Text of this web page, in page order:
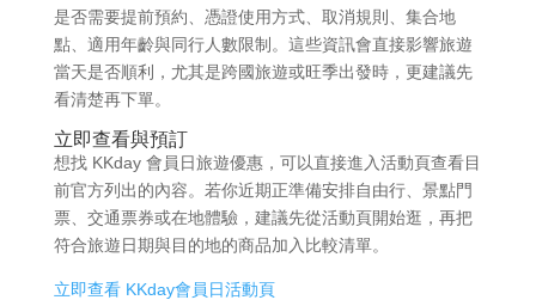
是否需要提前預約、憑證使用方式、取消規則、集合地
點、適用年齡與同行人數限制。這些資訊會直接影響旅遊
當天是否順利，尤其是跨國旅遊或旺季出發時，更建議先
看清楚再下單。
立即查看與預訂
想找 KKday 會員日旅遊優惠，可以直接進入活動頁查看目
前官方列出的內容。若你近期正準備安排自由行、景點門
票、交通票券或在地體驗，建議先從活動頁開始逛，再把
符合旅遊日期與目的地的商品加入比較清單。
立即查看 KKday會員日活動頁